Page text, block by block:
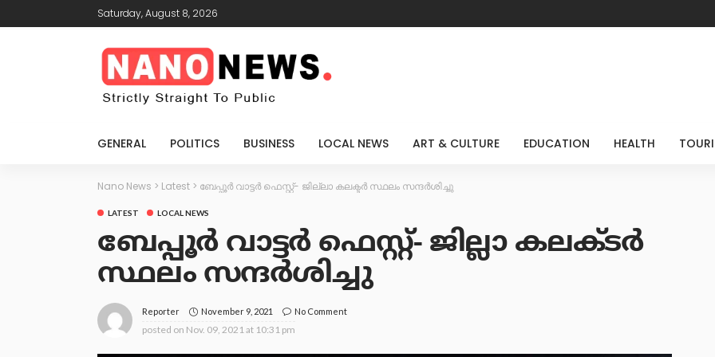
Saturday, August 8, 2026
GENERAL POLITICS BUSINESS LOCAL NEWS ART & CULTURE EDUCATION HEALTH
Nano News > Latest > ബേപ്പൂര്‍ വാട്ടര്‍ ഫെസ്റ്റ്- ജില്ലാ കലക്ടര്‍ സ്ഥലം സന്ദര്‍ശിച്ചു
LATEST LOCAL NEWS
ബേപ്പൂര്‍ വാട്ടര്‍ ഫെസ്റ്റ്- ജില്ലാ കലക്ടര്‍
സ്ഥലം സന്ദര്‍ശിച്ചു
Reporter November 9, 2021 No Comment
posted on Nov. 09, 2021 at 10:31 pm